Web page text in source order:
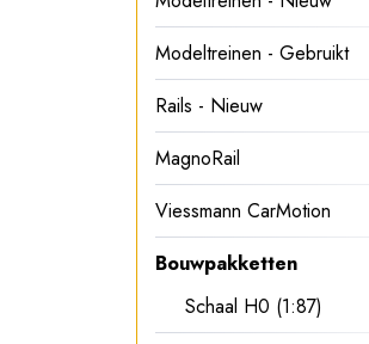
Modeltreinen - Gebruikt
Rails - Nieuw
MagnoRail
Viessmann CarMotion
Bouwpakketten
Schaal H0 (1:87)